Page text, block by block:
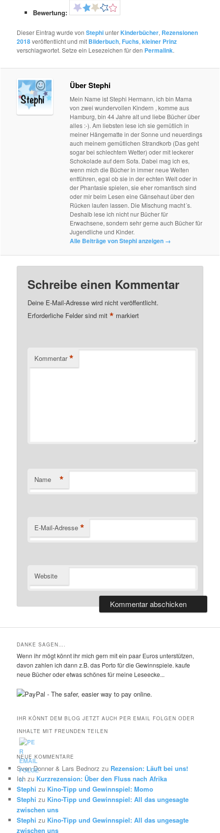
Bewertung:
Dieser Eintrag wurde vonStephiunter Kinderbücher, Rezensionen
2018veröffentlicht und mit Bilderbuch, Fuchs,kleiner Prinz
verschlagwortet. Setze ein Lesezeichen für den Permalink.
Über Stephi
Mein Name ist Stephi Hermann, ich bin Mama
von zwei wundervollen Kindern , komme aus
Hamburg, bin 44 Jahre alt und liebe Bücher über
alles :-). Am liebsten lese ich sie gemütlich in
meiner Hängematte in der Sonne und neuerdings
auch meinem gemütlichen Strandkorb (Das geht
sogar bei schlechtem Wetter) oder mit leckerer
Schokolade auf dem Sofa. Dabei mag ich es,
wenn mich die Bücher in immer neue Welten
entführen, egal ob sie in der echten Welt oder in
der Phantasie spielen, sie eher romantisch sind
oder mir beim Lesen eine Gänsehaut über den
Rücken laufen lassen. Die Mischung macht´s.
Deshalb lese ich nicht nur Bücher für
Erwachsene, sondern sehr gerne auch Bücher für
Jugendliche und Kinder.
Alle Beiträge von Stephi anzeigen →
Schreibe einen Kommentar
Deine E-Mail-Adresse wird nicht veröffentlicht.
Erforderliche Felder sind mit* markiert
Kommentar *
Name *
E-Mail-Adresse *
Website
DANKE SAGEN….
Wenn ihr mögt könnt ihr mich gern mit ein paar Euros unterstützen,
davon zahlen ich dann z.B. das Porto für die Gewinnspiele. kaufe
neue Bücher oder etwas schönes für meine Leseecke...
IHR KÖNNT DEM BLOG JETZT AUCH PER EMAIL FOLGEN ODER
INHALTE MIT FREUNDEN TEILEN
NEUE KOMMENTARE
Sven Donner & Lars Bednorz zu Rezension: Läuft bei uns!
Ich zu Kurzrezension: Über den Fluss nach Afrika
Stephi zu Kino-Tipp und Gewinnspiel: Momo
Stephi zu Kino-Tipp und Gewinnspiel: All das ungesagte
zwischen uns
Stephi zu Kino-Tipp und Gewinnspiel: All das ungesagte
zwischen uns